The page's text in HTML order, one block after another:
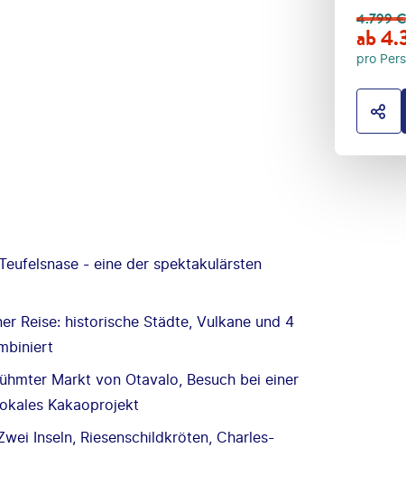
4.799€
ab
pro
- eine der spektakulärsten
Reise: historische Städte, Vulkane und 4
Markt von Otavalo, Besuch bei einer
Kakaoprojekt
Inseln, Riesenschildkröten, Charles-